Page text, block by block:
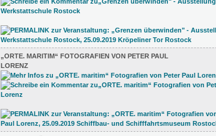
„ORTE. MARITIM“ FOTOGRAFIEN VON PETER PAUL
LORENZ